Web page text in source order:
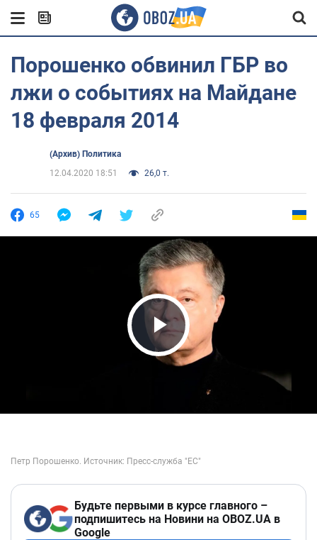
Порошенко обвинил ГБР во
лжи о событиях на Майдане
18 февраля 2014
(Архив) Политика
12.04.2020 18:51
26,0 т.
65
Play Video
Будьте первыми в курсе главного –
подпишитесь на Новини на OBOZ.UA в
Google